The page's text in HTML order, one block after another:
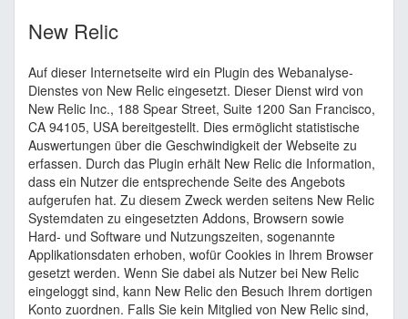
New Relic
Auf dieser Internetseite wird ein Plugin des Webanalyse-
Dienstes von New Relic eingesetzt. Dieser Dienst wird von
New Relic Inc., 188 Spear Street, Suite 1200 San Francisco,
CA 94105, USA bereitgestellt. Dies ermöglicht statistische
Auswertungen über die Geschwindigkeit der Webseite zu
erfassen. Durch das Plugin erhält New Relic die Information,
dass ein Nutzer die entsprechende Seite des Angebots
aufgerufen hat. Zu diesem Zweck werden seitens New Relic
Systemdaten zu eingesetzten Addons, Browsern sowie
Hard- und Software und Nutzungszeiten, sogenannte
Applikationsdaten erhoben, wofür Cookies in Ihrem Browser
gesetzt werden. Wenn Sie dabei als Nutzer bei New Relic
eingeloggt sind, kann New Relic den Besuch Ihrem dortigen
Konto zuordnen. Falls Sie kein Mitglied von New Relic sind,